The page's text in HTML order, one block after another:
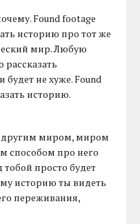
Found footage
историю про тот же
мир. Любую
не хуже. Found
историю.
другим миром, миром
способом про него
просто будет
историю ты видеть
переживания,